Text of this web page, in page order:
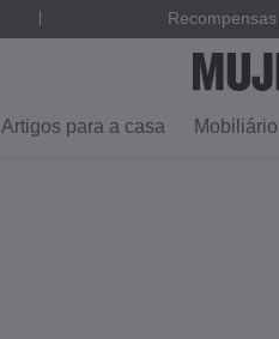
Artigos para a casa Mobiliário